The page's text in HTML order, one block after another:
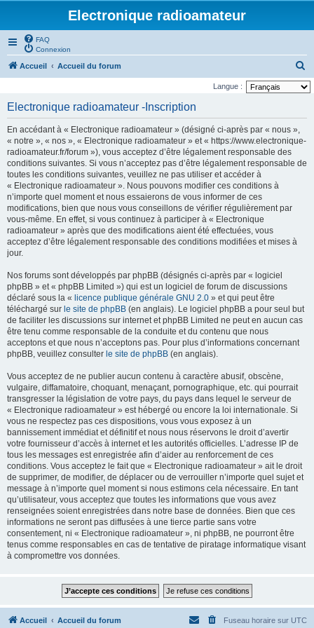
Electronique radioamateur
FAQ
Connexion
Accueil Accueil du forum
e
Langue :
Electronique radioamateur -Inscription
En accédant à « Electronique radioamateur » (désigné ci-après par « nous »,
« notre », « nos », « Electronique radioamateur » et « https://www.electronique-
radioamateur.fr/forum »), vous acceptez d’être légalement responsable des
conditions suivantes. Si vous n’acceptez pas d’être légalement responsable de
toutes les conditions suivantes, veuillez ne pas utiliser et accéder à
« Electronique radioamateur ». Nous pouvons modifier ces conditions à
n’importe quel moment et nous essaierons de vous informer de ces
modifications, bien que nous vous conseillons de vérifier régulièrement par
vous-même. En effet, si vous continuez à participer à « Electronique
radioamateur » après que des modifications aient été effectuées, vous
acceptez d’être légalement responsable des conditions modifiées et mises à
jour.
Nos forums sont développés par phpBB (désignés ci-après par « logiciel
phpBB » et « phpBB Limited ») qui est un logiciel de forum de discussions
déclaré sous la « licence publique générale GNU 2.0 » et qui peut être
téléchargé sur le site de phpBB (en anglais). Le logiciel phpBB a pour seul but
de faciliter les discussions sur internet et phpBB Limited ne peut en aucun cas
être tenu comme responsable de la conduite et du contenu que nous
acceptons et que nous n’acceptons pas. Pour plus d’informations concernant
phpBB, veuillez consulter le site de phpBB (en anglais).
Vous acceptez de ne publier aucun contenu à caractère abusif, obscène,
vulgaire, diffamatoire, choquant, menaçant, pornographique, etc. qui pourrait
transgresser la législation de votre pays, du pays dans lequel le serveur de
« Electronique radioamateur » est hébergé ou encore la loi internationale. Si
vous ne respectez pas ces dispositions, vous vous exposez à un
bannissement immédiat et définitif et nous nous réservons le droit d’avertir
votre fournisseur d’accès à internet et les autorités officielles. L’adresse IP de
tous les messages est enregistrée afin d’aider au renforcement de ces
conditions. Vous acceptez le fait que « Electronique radioamateur » ait le droit
de supprimer, de modifier, de déplacer ou de verrouiller n’importe quel sujet et
message à n’importe quel moment si nous estimons cela nécessaire. En tant
qu’utilisateur, vous acceptez que toutes les informations que vous avez
renseignées soient enregistrées dans notre base de données. Bien que ces
informations ne seront pas diffusées à une tierce partie sans votre
consentement, ni « Electronique radioamateur », ni phpBB, ne pourront être
tenus comme responsables en cas de tentative de piratage informatique visant
à compromettre vos données.
Accueil Accueil du forum Fuseau horaire sur UTC